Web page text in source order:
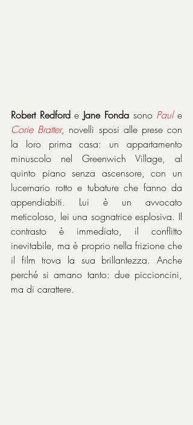
Robert Redford e Jane Fonda sono Paul
Corie Bratter, novelli sposi alle prese con
la loro prima casa: un appartamento
minuscolo nel Greenwich Village, al
quinto piano senza ascensore, con un
lucernario rotto e tubature che fanno da
appendiabiti. Lui è un avvocato
meticoloso, lei una sognatrice esplosiva. Il
contrasto è immediato, il conflitto
inevitabile, ma è proprio nella frizione che
il film trova la sua brillantezza. Anche
perché si amano tanto: due piccioncini,
ma di carattere.